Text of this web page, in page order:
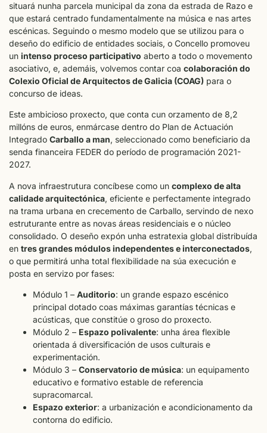
situará nunha parcela municipal da zona da estrada de Razo e
que estará centrado fundamentalmente na música e nas artes
escénicas. Seguindo o mesmo modelo que se utilizou para o
deseño do edificio de entidades sociais, o Concello promoveu
un intenso proceso participativo aberto a todo o movemento
asociativo, e, ademáis, volvemos contar coa colaboración do
Colexio Oficial de Arquitectos de Galicia (COAG) para o
concurso de ideas.
Este ambicioso proxecto, que conta cun orzamento de 8,2
millóns de euros, enmárcase dentro do Plan de Actuación
Integrado Carballo a man, seleccionado como beneficiario da
senda financeira FEDER do período de programación 2021-
2027.
A nova infraestrutura concíbese como un complexo de alta
calidade arquitectónica, eficiente e perfectamente integrado
na trama urbana en crecemento de Carballo, servindo de nexo
estruturante entre as novas áreas residenciais e o núcleo
consolidado. O deseño expón unha estratexia global distribuída
en tres grandes módulos independentes e interconectados,
o que permitirá unha total flexibilidade na súa execución e
posta en servizo por fases:
Módulo 1 – Auditorio: un grande espazo escénico
principal dotado coas máximas garantías técnicas e
acústicas, que constitúe o groso do proxecto.
Módulo 2 – Espazo polivalente: unha área flexible
orientada á diversificación de usos culturais e
experimentación.
Módulo 3 – Conservatorio de música: un equipamento
educativo e formativo estable de referencia
supracomarcal.
Espazo exterior: a urbanización e acondicionamento da
contorna do edificio.